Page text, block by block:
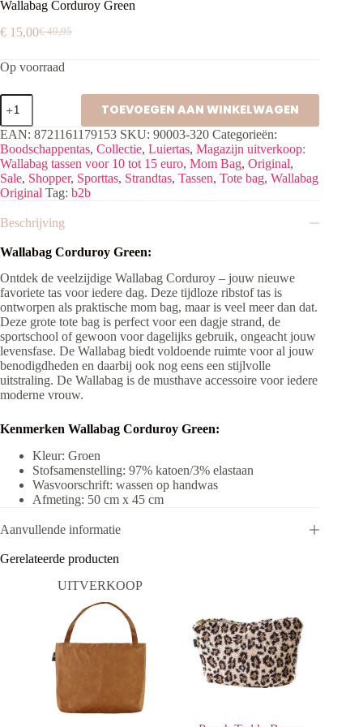
Wallabag Corduroy Green
€49,95
Oorspronkelijke
was:
€ 15,00Huidige
is:
Op voorraad
Wallabag
Corduroy
Green
aantal
TOEVOEGEN AAN WINKELWAGEN
EAN: 8721161179153 SKU: 90003-320 Categorieën:
Boodschappentas, Collectie, Luiertas, Magazijn uitverkoop:
Wallabag tassen voor 10 tot 15 euro, Mom Bag, Original,
Sale, Shopper, Sporttas, Strandtas, Tassen, Tote bag, Wallabag
Original Tag: b2b
Beschrijving
Wallabag Corduroy Green:
Ontdek de veelzijdige Wallabag Corduroy – jouw nieuwe
favoriete tas voor iedere dag. Deze tijdloze ribstof tas is
ontworpen als praktische mom bag, maar is veel meer dan dat.
Deze grote tote bag is perfect voor een dagje strand, de
sportschool of gewoon voor dagelijks gebruik, ongeacht jouw
levensfase. De Wallabag biedt voldoende ruimte voor al jouw
benodigdheden en daarbij ook nog eens een stijlvolle
uitstraling. De Wallabag is de musthave accessoire voor iedere
moderne vrouw.
Kenmerken Wallabag Corduroy Green:
Kleur: Groen
Stofsamenstelling: 97% katoen/3% elastaan
Wasvoorschrift: wassen op handwas
Afmeting: 50 cm x 45 cm
Aanvullende informatie
Gerelateerde producten
UITVERKOOP